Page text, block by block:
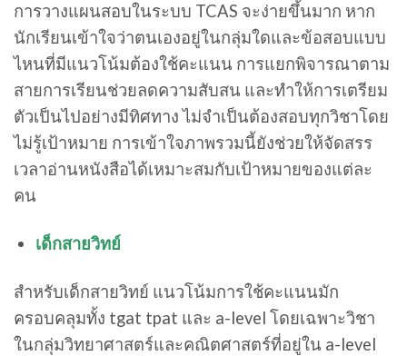
การวางแผนสอบในระบบ TCAS จะง่ายขึ้นมาก หาก
นักเรียนเข้าใจว่าตนเองอยู่ในกลุ่มใดและข้อสอบแบบ
ไหนที่มีแนวโน้มต้องใช้คะแนน การแยกพิจารณาตาม
สายการเรียนช่วยลดความสับสน และทำให้การเตรียม
ตัวเป็นไปอย่างมีทิศทาง ไม่จำเป็นต้องสอบทุกวิชาโดย
ไม่รู้เป้าหมาย การเข้าใจภาพรวมนี้ยังช่วยให้จัดสรร
เวลาอ่านหนังสือได้เหมาะสมกับเป้าหมายของแต่ละ
คน
เด็กสายวิทย์
สำหรับเด็กสายวิทย์ แนวโน้มการใช้คะแนนมัก
ครอบคลุมทั้ง tgat tpat และ a-level โดยเฉพาะวิชา
ในกลุ่มวิทยาศาสตร์และคณิตศาสตร์ที่อยู่ใน a-level